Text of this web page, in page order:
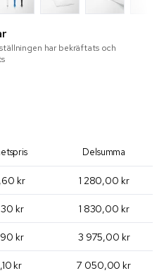
har bekräftats och
Delsumma
kr 1 280,00 kr
kr 1 830,00 kr
kr 3 975,00 kr
kr 7 050,00 kr